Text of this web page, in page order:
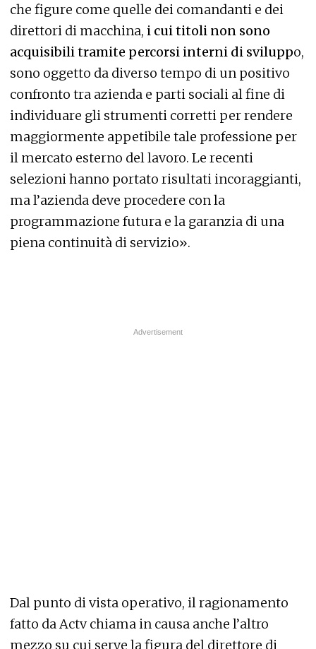
che figure come quelle dei comandanti e dei
direttori di macchina, i cui titoli non sono
acquisibili tramite percorsi interni di sviluppo,
sono oggetto da diverso tempo di un positivo
confronto tra azienda e parti sociali al fine di
individuare gli strumenti corretti per rendere
maggiormente appetibile tale professione per
il mercato esterno del lavoro. Le recenti
selezioni hanno portato risultati incoraggianti,
ma l’azienda deve procedere con la
programmazione futura e la garanzia di una
piena continuità di servizio».
Dal punto di vista operativo, il ragionamento
fatto da Actv chiama in causa anche l’altro
mezzo su cui serve la figura del direttore di